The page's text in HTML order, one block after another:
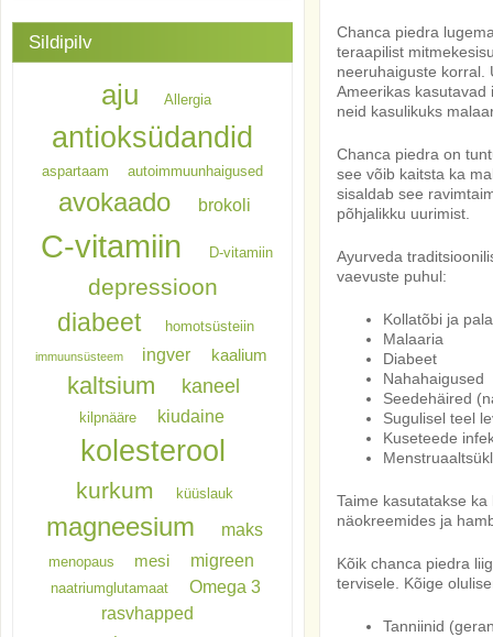
Chanca piedra
teraapilist
neeruhaiguste korral.
Ameerikas kasutavad
neid kasulikuks
Chanca piedra on
see võib kaitsta ka
sisaldab see
põhjalikku uurimist.
Ayurveda
vaevuste puhul:
Kollatõbi ja
Malaaria
Diabeet
Nahahaigused
Seedehäired
Sugulisel teel
Kuseteede
Taime kasutatakse
näokreemides ja
Kõik chanca piedra
tervisele. Kõige
Tanniinid
Sildipilv
aju Allergia
antioksüdandid
aspartaam autoimmuunhaigused
avokaado brokoli
C-vitamiin D-vitamiin
depressioon
diabeet homotsüsteiin
immuunsüsteem ingver kaalium
kaltsium kaneel
kilpnääre kiudaine
kolesterool
kurkum küüslauk
magneesium maks
menopaus mesi migreen
naatriumglutamaat
Omega 3
rasvhapped